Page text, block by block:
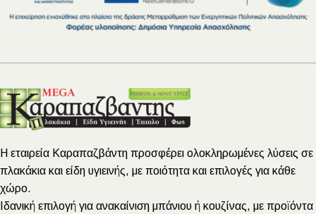
Η εταιρεία Καραπαζβάντη προσφέρει ολοκληρωμένες λύσεις σε
πλακάκια και είδη υγιεινής, με ποιότητα και επιλογές για κάθε
χώρο.
Ιδανική επιλογή για ανακαίνιση μπάνιου ή κουζίνας, με προϊόντα